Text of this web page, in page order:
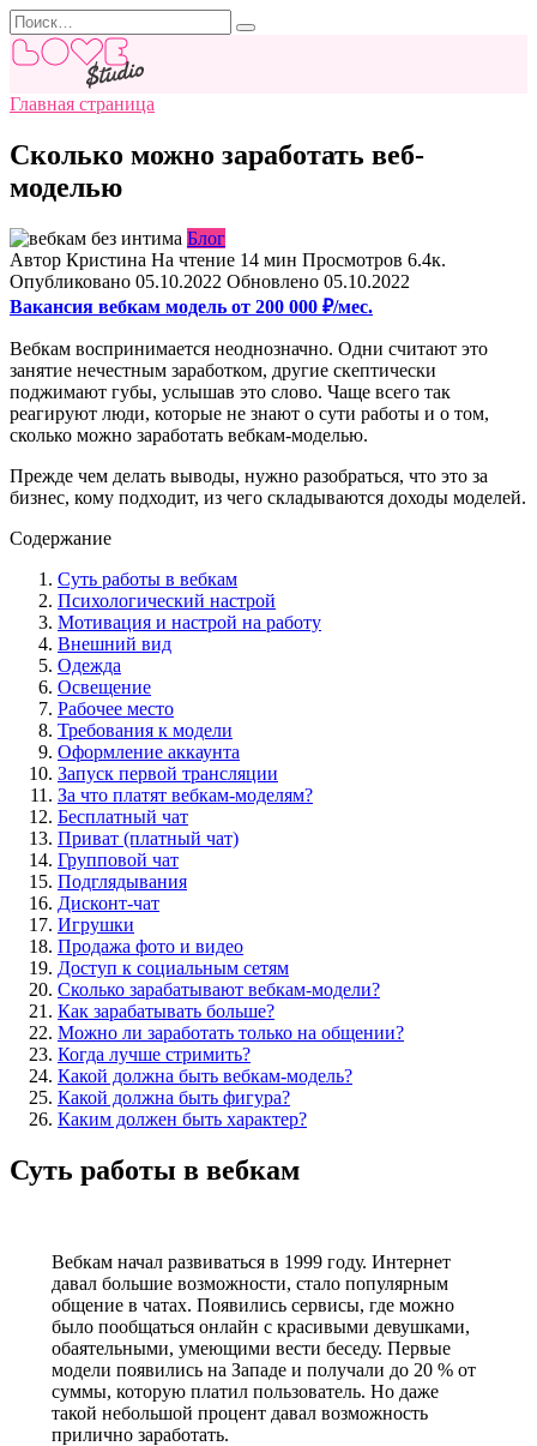
Перейти
к
содержанию
Search
for:
Главная страница
Сколько можно заработать веб-
моделью
Блог
Автор Кристина На чтение 14 мин Просмотров 6.4к.
Опубликовано 05.10.2022 Обновлено 05.10.2022
Вакансия вебкам модель от 200 000 ₽/мес.
Вебкам воспринимается неоднозначно. Одни считают это
занятие нечестным заработком, другие скептически
поджимают губы, услышав это слово. Чаще всего так
реагируют люди, которые не знают о сути работы и о том,
сколько можно заработать вебкам-моделью.
Прежде чем делать выводы, нужно разобраться, что это за
бизнес, кому подходит, из чего складываются доходы моделей.
Содержание
Суть работы в вебкам
Психологический настрой
Мотивация и настрой на работу
Внешний вид
Одежда
Освещение
Рабочее место
Требования к модели
Оформление аккаунта
Запуск первой трансляции
За что платят вебкам-моделям?
Бесплатный чат
Приват (платный чат)
Групповой чат
Подглядывания
Дисконт-чат
Игрушки
Продажа фото и видео
Доступ к социальным сетям
Сколько зарабатывают вебкам-модели?
Как зарабатывать больше?
Можно ли заработать только на общении?
Когда лучше стримить?
Какой должна быть вебкам-модель?
Какой должна быть фигура?
Каким должен быть характер?
Суть работы в вебкам
Вебкам начал развиваться в 1999 году. Интернет
давал большие возможности, стало популярным
общение в чатах. Появились сервисы, где можно
было пообщаться онлайн с красивыми девушками,
обаятельными, умеющими вести беседу. Первые
модели появились на Западе и получали до 20 % от
суммы, которую платил пользователь. Но даже
такой небольшой процент давал возможность
прилично заработать.